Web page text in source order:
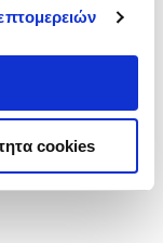
cookies